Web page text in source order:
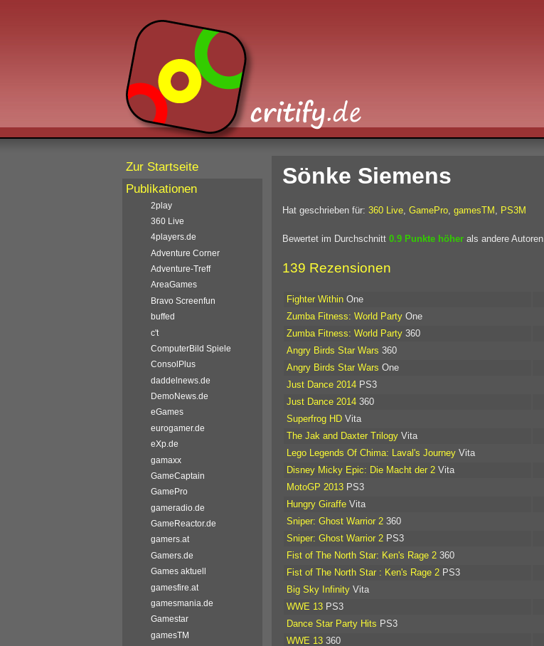
Sönke Siemens
Hat geschrieben für: 360 Live GamePro gamesTM PS3M
Bewertet im Durchschnitt 0.9 Punkte höher als andere Autoren.
139 Rezensionen
Fighter Within One
Zumba Fitness: World Party One
Zumba Fitness: World Party 360
Angry Birds Star Wars 360
Angry Birds Star Wars One
Just Dance 2014 PS3
Just Dance 2014 360
Superfrog HD Vita
The Jak and Daxter Trilogy Vita
Lego Legends Of Chima: Laval's Journey Vita
Disney Micky Epic: Die Macht der 2 Vita
MotoGP 2013 PS3
Hungry Giraffe Vita
Sniper: Ghost Warrior 2 360
Sniper: Ghost Warrior 2 PS3
Fist of The North Star: Ken's Rage 2 360
Fist of The North Star : Ken's Rage 2 PS3
Big Sky Infinity Vita
WWE 13 PS3
Dance Star Party Hits PS3
WWE 13 360
Zur Startseite
Publikationen
2play
360 Live
4players.de
Adventure Corner
Adventure-Treff
AreaGames
Bravo Screenfun
buffed
c't
ComputerBild Spiele
ConsolPlus
daddelnews.de
DemoNews.de
eGames
eurogamer.de
eXp.de
gamaxx
GameCaptain
GamePro
gameradio.de
GameReactor.de
gamers.at
Gamers.de
Games aktuell
gamesfire.at
gamesmania.de
Gamestar
gamesTM